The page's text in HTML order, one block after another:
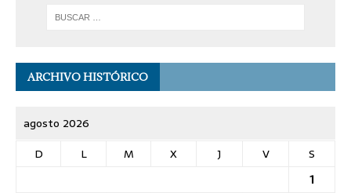
ARCHIVO HISTÓRICO
agosto 2026
D
L M X J V
S
1